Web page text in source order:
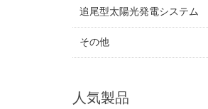
追尾型太陽光発電システム
その他
人気製品